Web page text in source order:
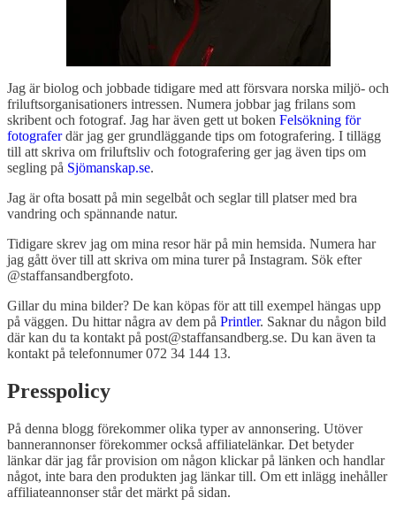
Jag är biolog och jobbade tidigare med att försvara norska miljö- och
friluftsorganisationers intressen. Numera jobbar jag frilans som
skribent och fotograf. Jag har även gett ut boken Felsökning för
fotograferdär jag ger grundläggande tips om fotografering. I tillägg
till att skriva om friluftsliv och fotografering ger jag även tips om
segling på Sjömanskap.se.
Jag är ofta bosatt på min segelbåt och seglar till platser med bra
vandring och spännande natur.
Tidigare skrev jag om mina resor här på min hemsida. Numera har
jag gått över till att skriva om mina turer på Instagram. Sök efter
@staffansandbergfoto.
Gillar du mina bilder? De kan köpas för att till exempel hängas upp
på väggen. Du hittar några av dem på Printler. Saknar du någon bild
där kan du ta kontakt på post@staffansandberg.se. Du kan även ta
kontakt på telefonnumer 072 34 144 13.
Presspolicy
På denna blogg förekommer olika typer av annonsering. Utöver
bannerannonser förekommer också affiliatelänkar. Det betyder
länkar där jag får provision om någon klickar på länken och handlar
något, inte bara den produkten jag länkar till. Om ett inlägg inehåller
affiliateannonser står det märkt på sidan.